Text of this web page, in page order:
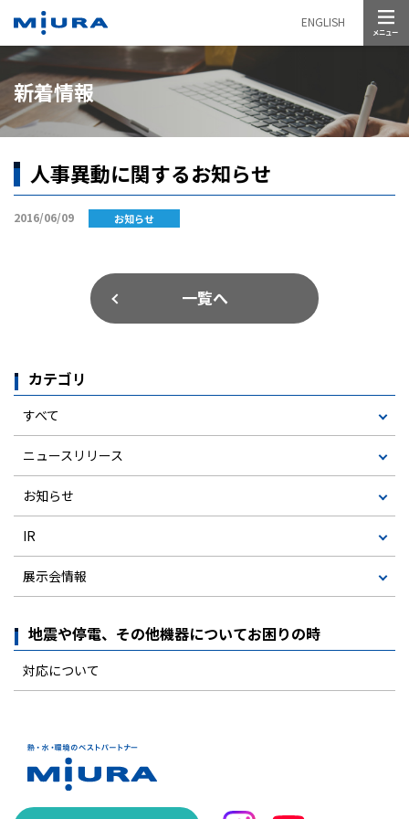
ENGLISH
新着情報
人事異動に関するお知らせ
2016/06/09 お知らせ
一覧へ
カテゴリ
すべて
ニュースリリース
お知らせ
IR
展示会情報
地震や停電、その他機器についてお困りの時
対応について